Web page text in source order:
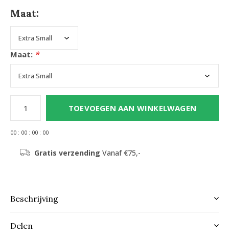
Maat:
Maat: *
TOEVOEGEN AAN WINKELWAGEN
00 : 00 : 00 : 00
Gratis verzending Vanaf €75,-
Beschrijving
Delen